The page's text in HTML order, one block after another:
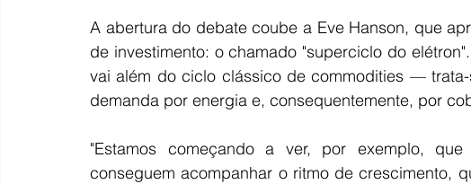
A abertura do debate coube a Eve Hanson, que
de investimento: o chamado "superciclo do
vai além do ciclo clássico de commodities —
demanda por energia e, consequentemente, por
"Estamos começando a ver, por exemplo,
conseguem acompanhar o ritmo de crescimento,